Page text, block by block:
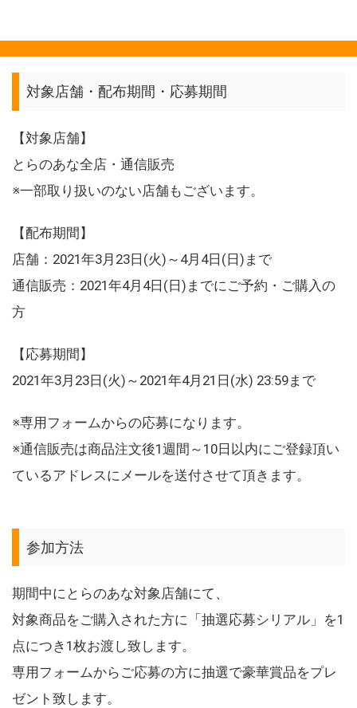
対象店舗・配布期間・応募期間
【対象店舗】
とらのあな全店・通信販売
※一部取り扱いのない店舗もございます。
【配布期間】
店舗：2021年3月23日(火)～4月4日(日)まで
通信販売：2021年4月4日(日)までにご予約・ご購入の
方
【応募期間】
2021年3月23日(火)～2021年4月21日(水) 23:59まで
※専用フォームからの応募になります。
※通信販売は商品注文後1週間～10日以内にご登録頂い
ているアドレスにメールを送付させて頂きます。
参加方法
期間中にとらのあな対象店舗にて、
対象商品をご購入された方に「抽選応募シリアル」を1
点につき1枚お渡し致します。
専用フォームからご応募の方に抽選で豪華賞品をプレ
ゼント致します。